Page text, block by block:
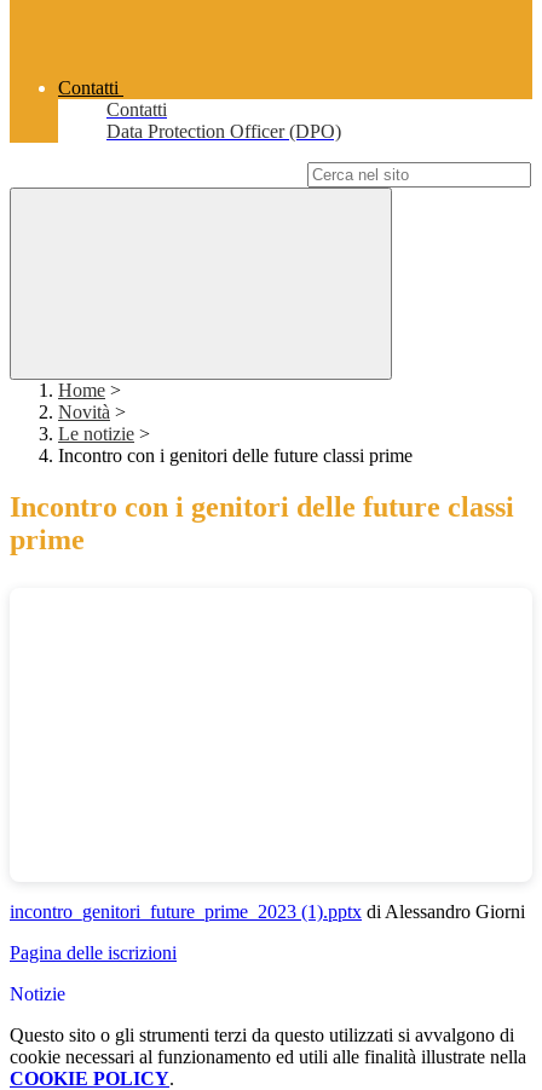
Contatti
Contatti
Data Protection Officer (DPO)
Home >
Novità >
Le notizie >
Incontro con i genitori delle future classi prime
Incontro con i genitori delle future classi
prime
incontro_genitori_future_prime_2023 (1).pptx di Alessandro Giorni
Pagina delle iscrizioni
Notizie
Questo sito o gli strumenti terzi da questo utilizzati si avvalgono di
cookie necessari al funzionamento ed utili alle finalità illustrate nella
COOKIE POLICY.